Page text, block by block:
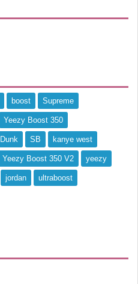
boost Supreme
Yeezy Boost 350
Dunk SB kanye west
Yeezy Boost 350 V2 yeezy
jordan ultraboost